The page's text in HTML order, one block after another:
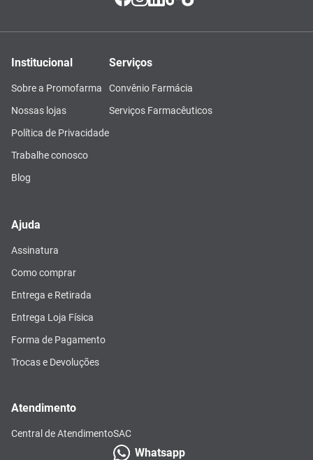
Institucional
Sobre a Promofarma
Nossas lojas
Política de Privacidade
Trabalhe conosco
Blog
Serviços
Convênio Farmácia
Serviços Farmacêuticos
Ajuda
Assinatura
Como comprar
Entrega e Retirada
Entrega Loja Física
Forma de Pagamento
Trocas e Devoluções
Atendimento
Central de AtendimentoSAC
Whatsapp